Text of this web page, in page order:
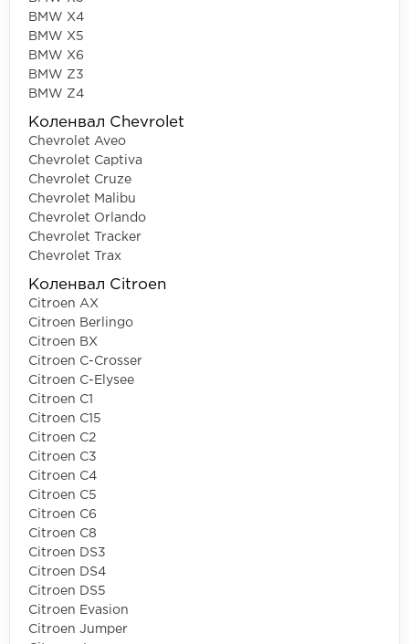
BMW X4
BMW X5
BMW X6
BMW Z3
BMW Z4
Коленвал Chevrolet
Chevrolet Aveo
Chevrolet Captiva
Chevrolet Cruze
Chevrolet Malibu
Chevrolet Orlando
Chevrolet Tracker
Chevrolet Trax
Коленвал Citroen
Citroen AX
Citroen Berlingo
Citroen BX
Citroen C-Crosser
Citroen C-Elysee
Citroen C1
Citroen C15
Citroen C2
Citroen C3
Citroen C4
Citroen C5
Citroen C6
Citroen C8
Citroen DS3
Citroen DS4
Citroen DS5
Citroen Evasion
Citroen Jumper